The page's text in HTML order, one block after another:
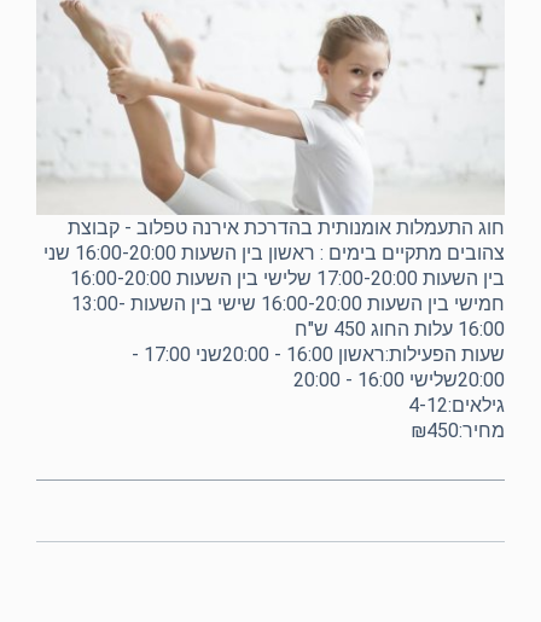
חוג התעמלות אומנותית בהדרכת אירנה טפלוב - קבוצת
צהובים מתקיים בימים : ראשון בין השעות 16:00-20:00 שני
בין השעות 17:00-20:00 שלישי בין השעות 16:00-20:00
חמישי בין השעות 16:00-20:00 שישי בין השעות 13:00-
16:00 עלות החוג 450 ש"ח
שעות הפעילות:ראשון 16:00 - 20:00שני 17:00 -
20:00שלישי 16:00 - 20:00
גילאים:4-12
מחיר:₪450